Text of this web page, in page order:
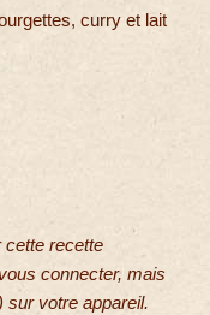
curry et lait
cette recette
connecter, mais
sur votre appareil.